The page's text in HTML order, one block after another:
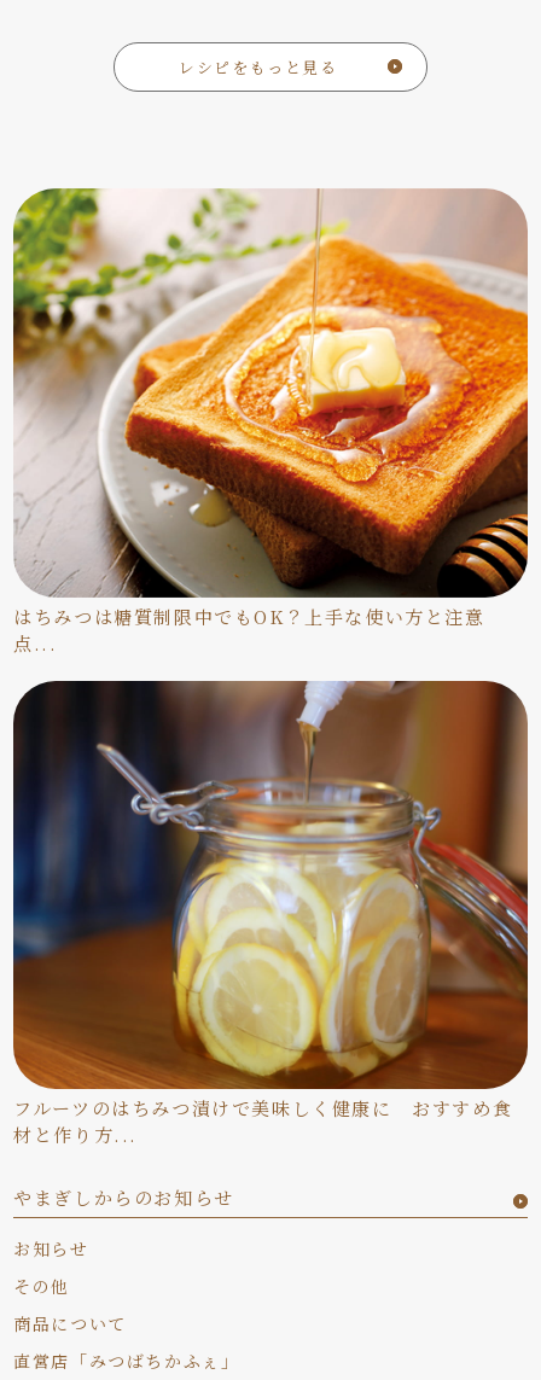
はちみつは糖質制限中でもOK？上手な使い方と注意
点...
フルーツのはちみつ漬けで美味しく健康に おすすめ食
材と作り方...
やまぎしからのお知らせ
お知らせ
その他
商品について
直営店「みつばちかふぇ」
レシピをもっと見る